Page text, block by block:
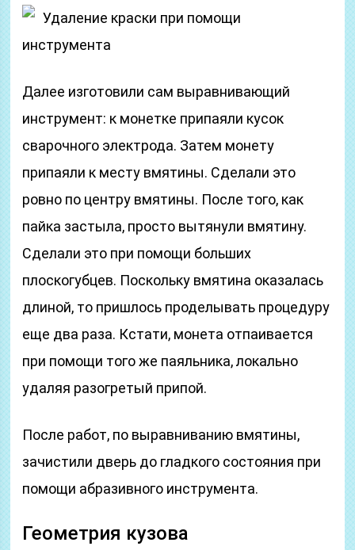
Удаление краски при помощи
инструмента
Далее изготовили сам выравнивающий
инструмент: к монетке припаяли кусок
сварочного электрода. Затем монету
припаяли к месту вмятины. Сделали это
ровно по центру вмятины. После того, как
пайка застыла, просто вытянули вмятину.
Сделали это при помощи больших
плоскогубцев. Поскольку вмятина оказалась
длиной, то пришлось проделывать процедуру
еще два раза. Кстати, монета отпаивается
при помощи того же паяльника, локально
удаляя разогретый припой.
После работ, по выравниванию вмятины,
зачистили дверь до гладкого состояния при
помощи абразивного инструмента.
Геометрия кузова